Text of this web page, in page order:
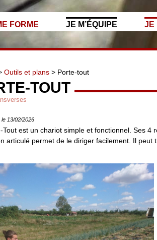
FORME JE M’ÉQUIPE JE
Outils et plans > Porte-tout
TOUT
13/02/2026
Tout est un chariot simple et fonctionnel. Ses 4
articulé permet de le diriger facilement. Il peut